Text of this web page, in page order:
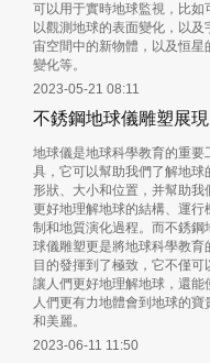
可以用于實時地球監視，比如
以觀測地球的表面變化，以及
宙空間中的新物體，以及恒星
變化等。
2023-05-21 08:11
地球儀是地球科學教育的重要
具，它可以幫助我們了解地球
形狀、大小和位置，并幫助我
更好地理解地球的結構、運行
制和地質演化過程。而不銹鋼
球儀雕塑更是將地球科學教育
目的發揮到了極致，它不僅可
讓人們更好地理解地球，還能
人們更有力地體會到地球的寶
和美麗。
2023-06-11 11:50